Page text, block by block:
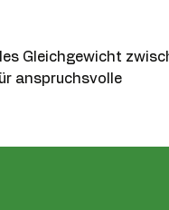
Gleichgewicht
anspruchsvolle